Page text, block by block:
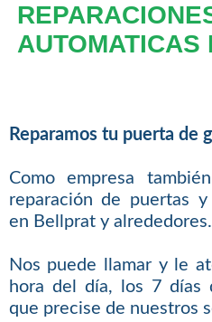
AUTOMATICAS
Reparamos tu puerta de
Como empresa
reparación de puertas y
en Bellprat y alrededores.
Nos puede llamar y le
hora del día, los 7 días
que precise de nuestros